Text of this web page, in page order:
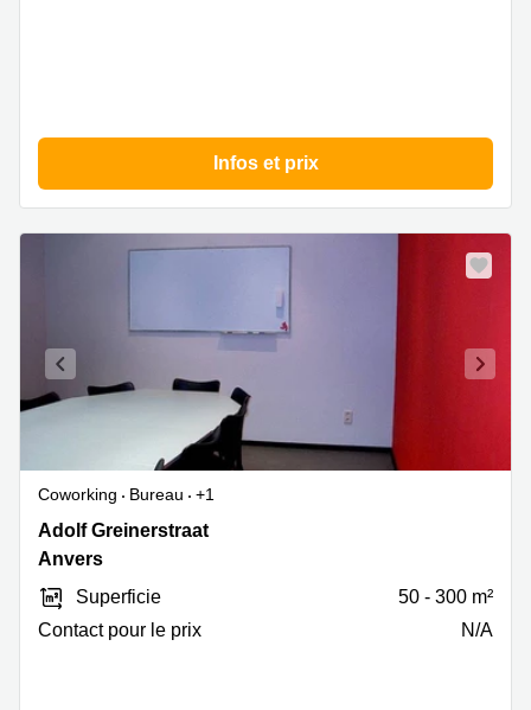
Infos et prix
Coworking Bureau
+1
Adolf
Greinerstraat
Hoboken,
Anvers
Adolf Greinerstraat
Anvers
Superficie
50 - 300 m²
Contact pour le prix
N/A